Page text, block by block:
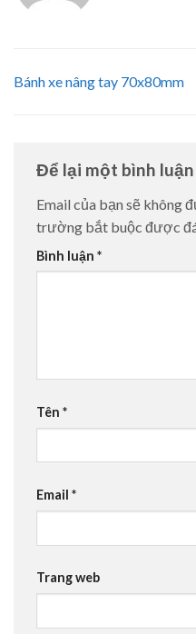
Bánh xe nâng tay 70x80mm
Để lại một bình luận
Email của bạn sẽ không
trường bắt buộc được
Bình luận *
Tên *
Email *
Trang web